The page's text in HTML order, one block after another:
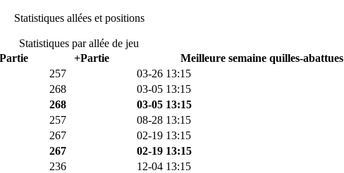
Statistiques allées et positions
Statistiques par allée de jeu
+Partie Meilleure semaine quilles-abattues
257 03-26 13:15
268 03-05 13:15
268 03-05 13:15
257 08-28 13:15
267 02-19 13:15
267 02-19 13:15
236 12-04 13:15